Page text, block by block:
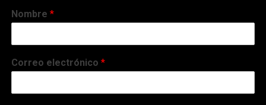
Nombre*
Correo electrónico*